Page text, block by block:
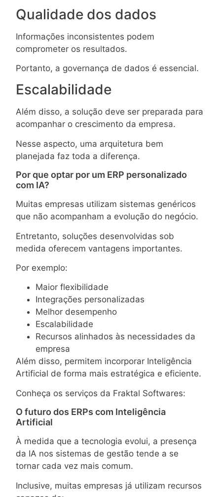
Qualidade dos dados
Informações inconsistentes podem
comprometer os resultados.
Portanto, a governança de dados é essencial.
Escalabilidade
Além disso, a solução deve ser preparada para
acompanhar o crescimento da empresa.
Nesse aspecto, uma arquitetura bem
planejada faz toda a diferença.
Por que optar por um ERP personalizado
com IA?
Muitas empresas utilizam sistemas genéricos
que não acompanham a evolução do negócio.
Entretanto, soluções desenvolvidas sob
medida oferecem vantagens importantes.
Por exemplo:
Maior flexibilidade
Integrações personalizadas
Melhor desempenho
Escalabilidade
Recursos alinhados às necessidades da
empresa
Além disso, permitem incorporar Inteligência
Artificial de forma mais estratégica e eficiente.
Conheça os serviços da Fraktal Softwares:
O futuro dos ERPs com Inteligência
Artificial
À medida que a tecnologia evolui, a presença
da IA nos sistemas de gestão tende a se
tornar cada vez mais comum.
Inclusive, muitas empresas já utilizam recursos